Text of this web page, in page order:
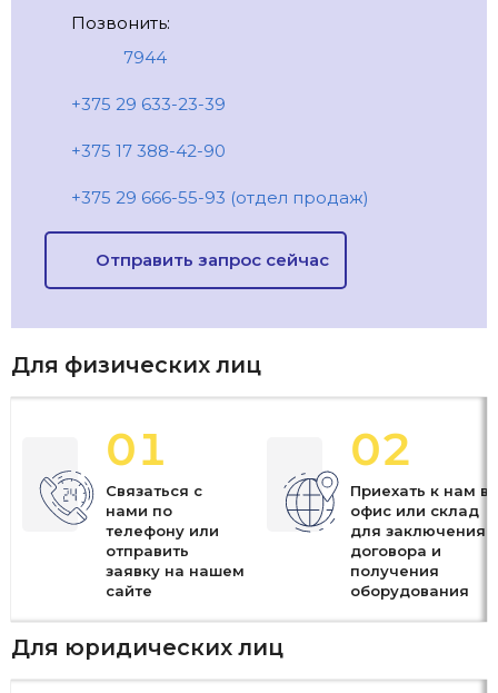
Позвонить:
7944
+375 29 633-23-39
+375 17 388-42-90
+375 29 666-55-93 (отдел продаж)
Отправить запрос сейчас
Для физических лиц
01
Связаться с
нами по
телефону или
отправить
заявку на нашем
сайте
02
Приехать к нам в
офис или склад
для заключения
договора и
получения
оборудования
Для юридических лиц